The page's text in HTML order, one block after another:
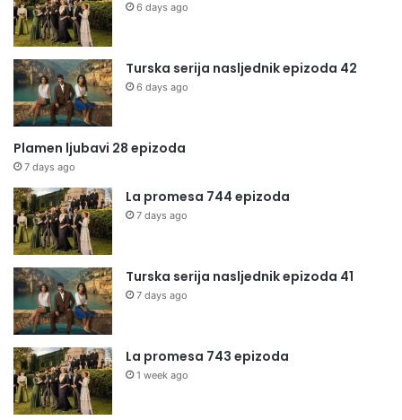
6 days ago
Turska serija nasljednik epizoda 42
6 days ago
Plamen ljubavi 28 epizoda
7 days ago
La promesa 744 epizoda
7 days ago
Turska serija nasljednik epizoda 41
7 days ago
La promesa 743 epizoda
1 week ago